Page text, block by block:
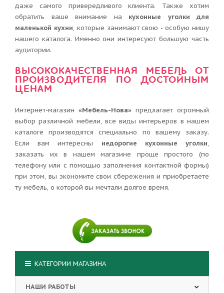
даже самого привередливого клиента. Также хотим
обратить ваше внимание на кухонные уголки для
маленькой кухни, которые занимают свою - особую нишу
нашего каталога. Именно они интересуют большую часть
аудитории.
ВЫСОКОКАЧЕСТВЕННАЯ МЕБЕЛЬ ОТ
ПРОИЗВОДИТЕЛЯ ПО ДОСТОЙНЫМ
ЦЕНАМ
Интернет-магазин «Мебель-Нова» предлагает огромный
выбор различной мебели, все виды интерьеров в нашем
каталоге производятся специально по вашему заказу.
Если вам интересны недорогие кухонные уголки,
заказать их в нашем магазине проще простого (по
телефону или с помощью заполнения контактной формы)
при этом, вы экономите свои сбережения и приобретаете
ту мебель, о которой вы мечтали долгое время.
КАТЕГОРИИ МАГАЗИНА
НАШИ РАБОТЫ